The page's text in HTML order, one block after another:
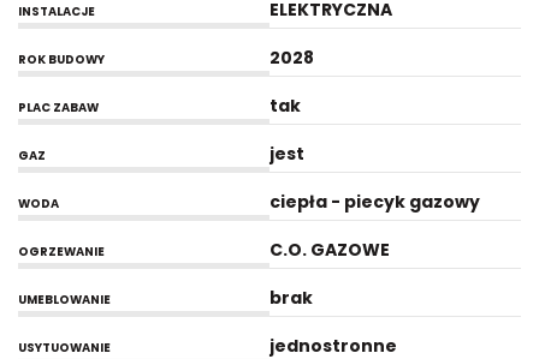
INSTALACJE ELEKTRYCZNA
ROK BUDOWY 2028
PLAC ZABAW tak
GAZ jest
WODA ciepła - piecyk gazowy
OGRZEWANIE C.O. GAZOWE
UMEBLOWANIE brak
USYTUOWANIE jednostronne